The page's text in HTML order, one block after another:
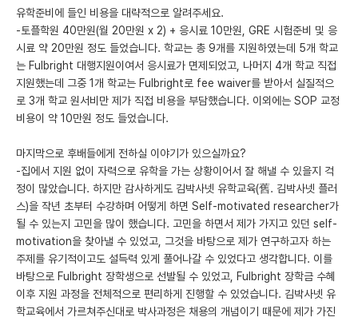
유학준비에 들인 비용을 대략적으로 알려주세요.
-토플학원 40만원(월 20만원 x 2) + 응시료 10만원, GRE 시험준비 및 응
시료 약 20만원 정도 들었습니다. 학교는 총 9개를 지원하였는데 5개 학교
는 Fulbright 대행지원이여서 응시료가 면제되었고, 나머지 4개 학교 직접
지원했는데 그중 1개 학교는 Fulbright로 fee waiver를 받아서 실질적으
로 3개 학교 원서비만 제가 직접 비용을 부담했습니다. 이외에는 SOP 교정
비용이 약 10만원 정도 들었습니다.
마지막으로 후배들에게 전하실 이야기가 있으실까요?
-집에서 지원 없이 자력으로 유학을 가는 상황이어서 잘 해낼 수 있을지 걱
정이 많았습니다. 하지만 감사하게도 김박사넷 유학교육(舊. 김박사넷 플러
스)을 작년 초부터 수강하며 어떻게 하면 Self-motivated researcher가
될 수 있는지 고민을 많이 했습니다. 고민을 하면서 제가 가지고 있던 self-
motivation을 찾아낼 수 있었고, 그것을 바탕으로 제가 연구하고자 하는
주제를 유기적이고도 설득력 있게 풀어나갈 수 있었다고 생각합니다. 이를
바탕으로 Fulbright 장학생으로 선발될 수 있었고, Fulbright 장학금 수혜
이후 지원 과정을 전체적으로 편리하게 진행할 수 있었습니다. 김박사넷 유
학교육에서 가르쳐주신대로 박사과정은 채용의 개념이기 때문에 제가 가진